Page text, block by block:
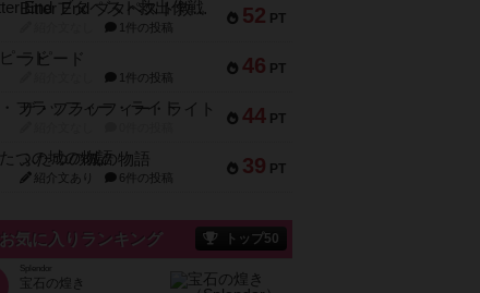
52 PT
Bitter End ブタペスト救出作戦
1件の投稿
46 PT
ラピード
1件の投稿
44 PT
ザ・フラッフィー・ライト
39 PT
ふたつの城の物語
紹介文あり 6件の投稿
お気に入りランキング トップ50
宝石の煌き